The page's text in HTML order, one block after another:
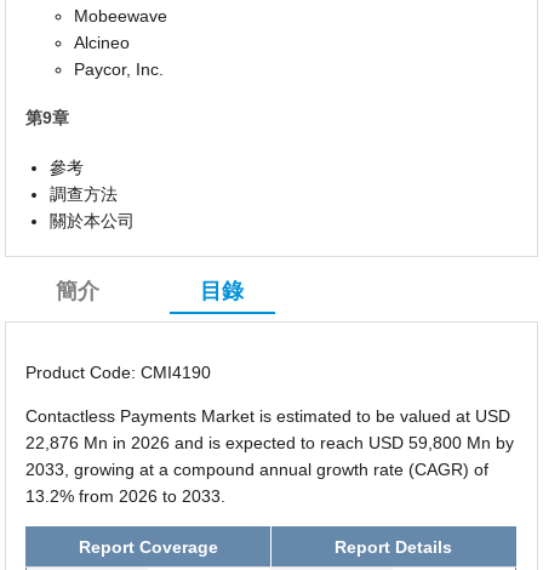
Mobeewave
Alcineo
Paycor, Inc.
第9章
參考
調查方法
關於本公司
簡介 目錄
Product Code: CMI4190
Contactless Payments Market is estimated to be valued at USD
22,876 Mn in 2026 and is expected to reach USD 59,800 Mn by
2033, growing at a compound annual growth rate (CAGR) of
13.2% from 2026 to 2033.
Report Coverage Report Details